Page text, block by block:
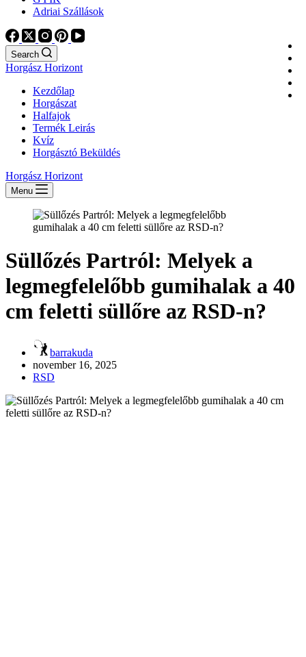
Adriai Szállások
Search
Horgász Horizont
Kezdőlap
Horgászat
Halfajok
Termék Leirás
Kvíz
Horgásztó Beküldés
Horgász Horizont
Menu
Süllőzés Partról: Melyek a
legmegfelelőbb gumihalak a 40
cm feletti süllőre az RSD-n?
barrakuda
november 16, 2025
RSD